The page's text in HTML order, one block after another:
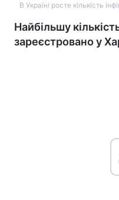
В Україні росте кількість
Найбільшу
зареєстровано у